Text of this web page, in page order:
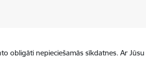
obligāti nepieciešamās sīkdatnes. Ar